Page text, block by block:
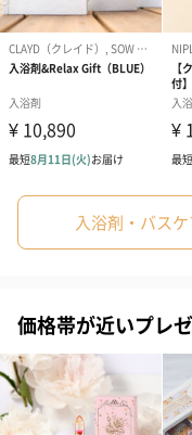
結婚祝いちょい足し
結婚祝いギフトへの＋α
ションをご用意いたしま
商品と同梱してお届けい
ブライダルロリポップ
ドレス（いちご味)
（1,122円）
入浴剤・バス
価格帯が近いプレ